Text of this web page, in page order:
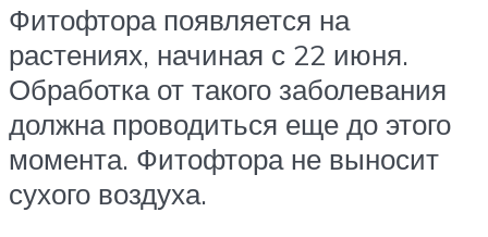
Фитофтора появляется на
растениях, начиная с 22 июня.
Обработка от такого заболевания
должна проводиться еще до этого
момента. Фитофтора не выносит
сухого воздуха.